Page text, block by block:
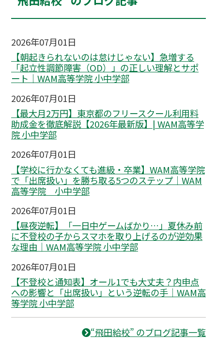
2026年07月01日
【朝起きられないのは怠けじゃない】急増する
「起立性調節障害（OD）」の正しい理解とサポ
ート｜WAM高等学院 小中学部
2026年07月01日
【最大月2万円】東京都のフリースクール利用料
助成金を徹底解説【2026年最新版】| WAM高等学
院 小中学部
2026年07月01日
【学校に行かなくても進級・卒業】WAM高等学院
で「出席扱い」を勝ち取る5つのステップ｜WAM
高等学院 小中学部
2026年07月01日
【昼夜逆転】「一日中ゲームばかり…」夏休み前
に不登校の子からスマホを取り上げるのが逆効果
な理由｜WAM高等学院 小中学部
2026年07月01日
【不登校と通知表】オール1でも大丈夫？内申点
への影響と「出席扱い」という逆転の手｜WAM高
等学院 小中学部
“飛田給校” のブログ記事一覧